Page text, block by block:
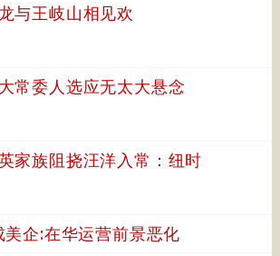
与王岐山相见欢
常委人选应无太大悬念
家族阻挠汪洋入常：纽时
美企:在华运营前景恶化